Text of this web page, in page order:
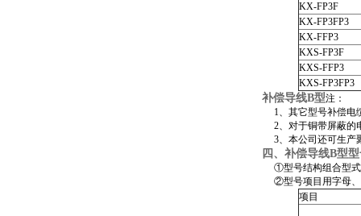
KX-FP3F
KX-FP3FP3
KX-FFP3
KXS-FP3F
KXS-FFP3
KXS-FP3FP3
补偿导线B型注：
1、其它型号补偿电
2、对于铜带屏蔽的
3、本公司还可生产
四、 补偿导线B型
①型号结构组合型式
②型号项目用字母、
项目